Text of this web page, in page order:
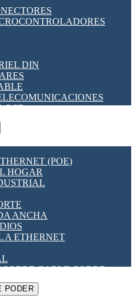
CARRERA
Y TC'S DE CORRIENTE
LÓGICO PROGRAMABLES
HORARIO
[VDF]
DIN
PCB
SSR
(POE)
HOGAR
ANCHA
A ETHERNET
CABLE COBRE
PODER